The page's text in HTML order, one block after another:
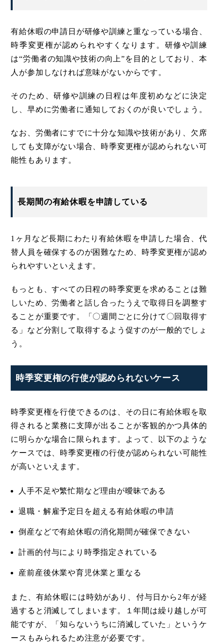
有給休暇の申請日が研修や訓練と重なっている場合、
時季変更権が認められやすくなります。研修や訓練
は“労働者の知識や技術の向上”を目的としており、本
人が参加しなければ意味がないからです。
そのため、研修や訓練の日程は年度初めなどに決定
し、早めに労働者に通知しておくのが良いでしょう。
なお、労働者にすでに十分な知識や技術があり、欠席
しても支障がない場合、時季変更権が認められない可
能性もあります。
長期間の有給休暇を申請している
1ヶ月など長期にわたり有給休暇を申請した場合、代
替人員を確保するのが困難なため、時季変更権が認め
られやすいといえます。
もっとも、すべての日程の時季変更を求めることは難
しいため、労働者と話し合ったうえで取得日を調整す
ることが重要です。「〇週間ごとに分けて〇回取得す
る」など分割して取得するよう促すのが一般的でしょ
う。
時季変更権の行使が認められないケース
時季変更権を行使できるのは、その日に有給休暇を取
得されると業務に支障が出ることが客観的かつ具体的
に明らかな場合に限られます。よって、以下のような
ケースでは、時季変更権の行使が認められない可能性
が高いといえます。
人手不足や繁忙期など理由が曖昧である
退職・解雇予定日を超える有給休暇の申請
倒産などで有給休暇の消化期間が確保できない
計画的付与により時季指定されている
産前産後休業や育児休業と重なる
また、有給休暇には時効があり、付与日から2年が経
過すると消滅してしまいます。１年間は繰り越しが可
能ですが、「知らないうちに消滅していた」というケ
ースもみられるため注意が必要です。